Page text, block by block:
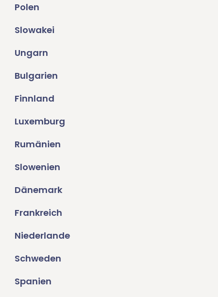
Polen
Slowakei
Ungarn
Bulgarien
Finnland
Luxemburg
Rumänien
Slowenien
Dänemark
Frankreich
Niederlande
Schweden
Spanien